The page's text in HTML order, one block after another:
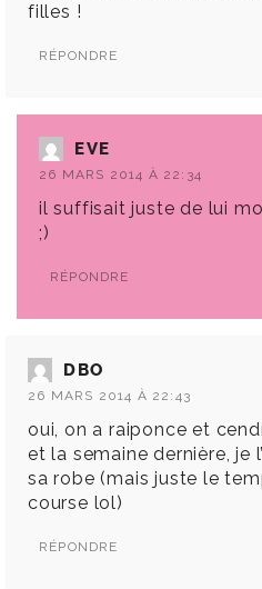
filles !
RÉPONDRE
EVE
26 MARS 2014 À 22:34
il suffisait juste de lui
;)
RÉPONDRE
DBO
26 MARS 2014 À 22:43
oui, on a raiponce et
et la semaine dernière, je
sa robe (mais juste le
course lol)
RÉPONDRE